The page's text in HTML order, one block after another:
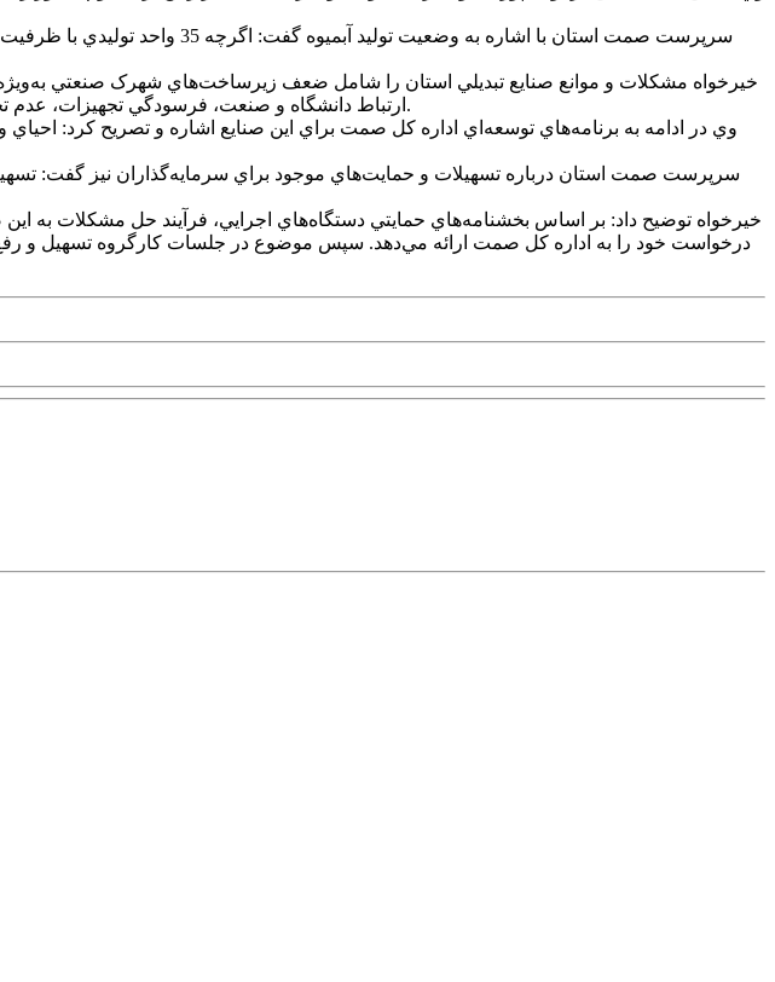
خيرخواه مشکلات و موانع صنايع تبديلي استان را شامل ضعف زيرساخت‌هاي شهرک صنعتي
ارتباط دانشگاه و صنعت، فرسودگي تجهيزات، عدم تخصيص ارز و مشکلات بازگشت ارز، مشکل تأمين آب صنايع و مسائل مربوط به رفع تعهدات ارزي عنوان کرد.
وي در ادامه به برنامه‌هاي توسعه‌اي اداره کل صمت براي اين صنايع اشاره و تصريح کرد:
خيرخواه توضيح داد: بر اساس بخشنامه‌هاي حمايتي دستگاه‌هاي اجرايي، فرآيند حل مشکلات
درخواست خود را به اداره کل صمت ارائه مي‌دهد. سپس موضوع در جلسات کارگروه تسهيل و رفع